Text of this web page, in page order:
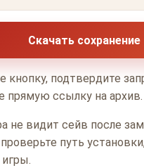
Скачать сохранение
кнопку, подтвердите
прямую ссылку на архив.
не видит сейв после
путь